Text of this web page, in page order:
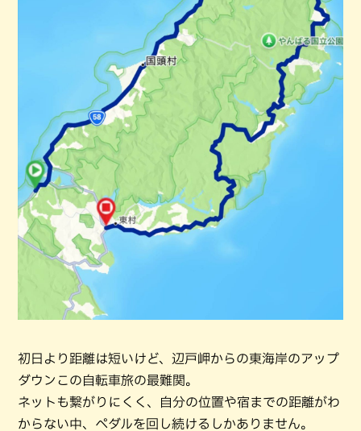
初日より距離は短いけど、辺戸岬からの東海岸のアップ
ダウンこの自転車旅の最難関。
ネットも繋がりにくく、自分の位置や宿までの距離がわ
からない中、ペダルを回し続けるしかありません。